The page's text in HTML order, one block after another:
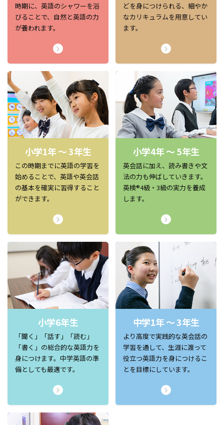
時期に、英語のシャワーを浴
びることで、自然と英語の力
が養われます。
どを身につけられる、細やか
なカリキュラムを用意してい
ます。
小学1年 ～ 3年生
この時期までに英語の学習を
始めることで、英語や英会話
の基本を確実に習得すること
ができます。
小学4年 ～ 5年生
英会話に加え、読み書きや文
法の力も伸ばしていきます。
英検®4級・3級の実力を養成
します。
小学6年生
「聞く」「話す」「読む」
「書く」の総合的な英語力を
身につけます。中学英語の準
備としても最適です。
中学1年 ～ 3年生
より高度で実践的な英会話の
学習を通して、生涯に渡って
役立つ英語力を身につけるこ
とを目標にしています。